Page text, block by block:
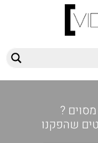
?
שהפקנו